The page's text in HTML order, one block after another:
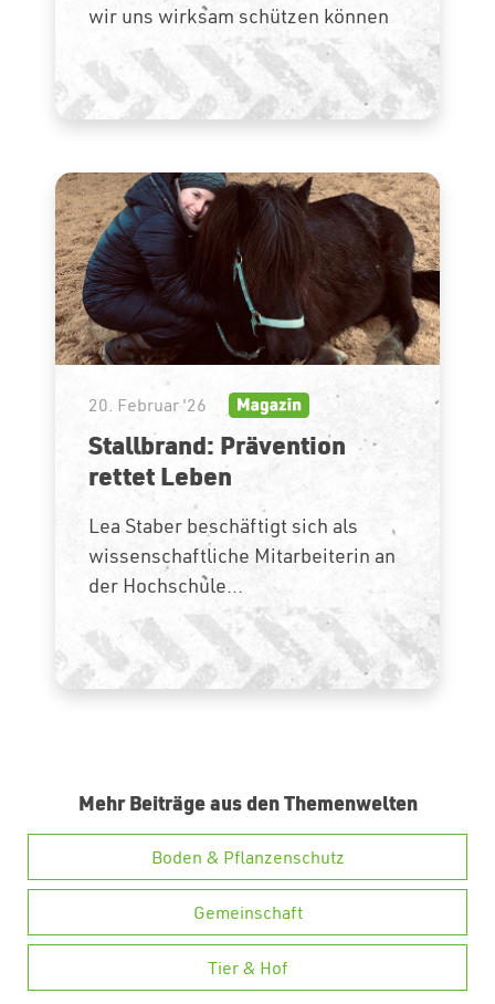
wir uns wirksam schützen können
20. Februar '26
Stallbrand: Prävention
rettet Leben
Lea Staber beschäftigt sich als
wissenschaftliche Mitarbeiterin an
der Hochschule...
Mehr Beiträge aus den Themenwelten
Boden & Pflanzenschutz
Gemeinschaft
Tier & Hof